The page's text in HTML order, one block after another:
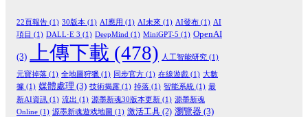
22頁報告 (1) 30版本 (1) AI應用 (1) AI未來 (1) AI發布 (1) AI
項目 (1) DALL·E 3 (1) DeepMind (1) MiniGPT-5 (1) OpenAI
(3) 上傳下載 (478) 人工智能研究 (1)
元寶掉落 (1) 全地圖狩獵 (1) 同步官方 (1) 在線遊戲 (1) 大數
據 (1) 媒體處理 (3) 技術揭露 (1) 掉落 (1) 智能系統 (1) 最
新AI資訊 (1) 流出 (1) 源墨新魂30版本更新 (1) 源墨新魂
Online (1) 源墨新魂遊戏地圖 (1) 激活工具 (2) 瀏覽器 (3)